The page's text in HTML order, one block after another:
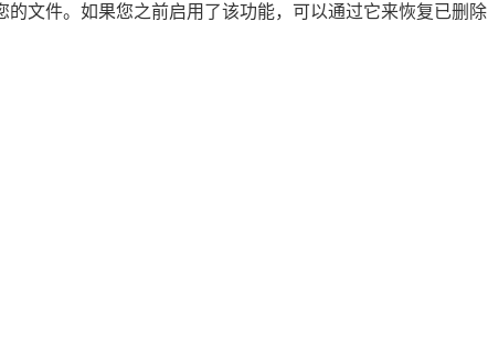
文件。如果您之前启用了该功能，可以通过它来恢复已删